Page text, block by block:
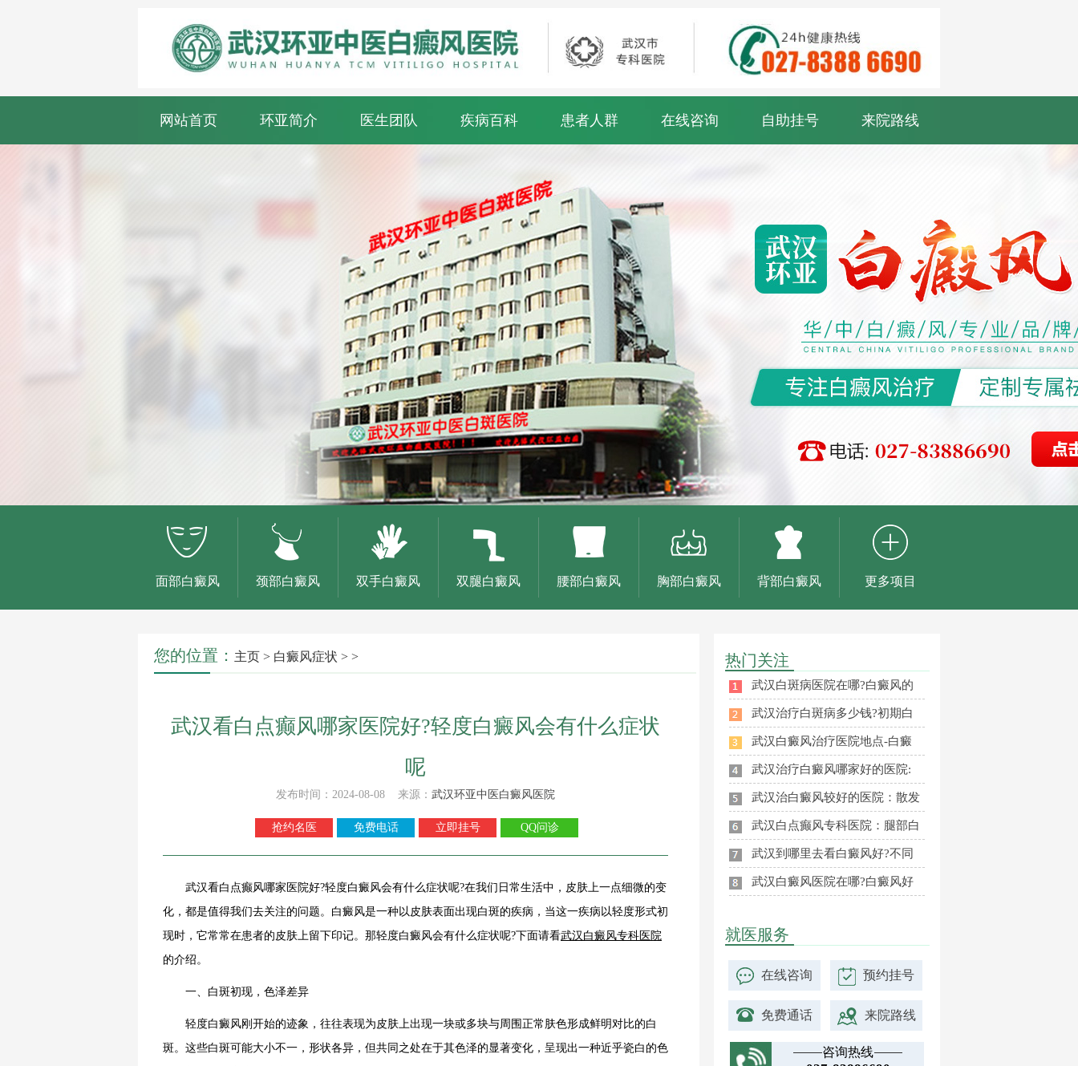
网站首页 环亚简介 医生团队 疾病百科 患者人群 在线咨询 自助挂号 来院路线
面部白癜风 颈部白癜风 双手白癜风 双腿白癜风 腰部白癜风 胸部白癜风 背部白癜风 更多项目
您的位置： 主页 > 白癜风症状 > >
武汉看白点癫风哪家医院好?轻度白癜风会有什么症状
呢
发布时间：2024-08-08 来源： 武汉环亚中医白癜风医院
抢约名医 免费电话 立即挂号 QQ问诊
武汉看白点癫风哪家医院好?轻度白癜风会有什么症状呢?在我们日常生活中，皮肤上一点细微的变
化，都是值得我们去关注的问题。白癜风是一种以皮肤表面出现白斑的疾病，当这一疾病以轻度形式初
现时，它常常在患者的皮肤上留下印记。那轻度白癜风会有什么症状呢?下面请看武汉白癜风专科医院
的介绍。
一、白斑初现，色泽差异
轻度白癜风刚开始的迹象，往往表现为皮肤上出现一块或多块与周围正常肤色形成鲜明对比的白
斑。这些白斑可能大小不一，形状各异，但共同之处在于其色泽的显著变化，呈现出一种近乎瓷白的色
热门关注
武汉白斑病医院在哪?白癜风的
武汉治疗白斑病多少钱?初期白
武汉白癜风治疗医院地点-白癜
武汉治疗白癜风哪家好的医院:
武汉治白癜风较好的医院：散发
武汉白点癫风专科医院：腿部白
武汉到哪里去看白癜风好?不同
武汉白癜风医院在哪?白癜风好
就医服务
在线咨询 预约挂号
免费通话 来院路线
咨询热线